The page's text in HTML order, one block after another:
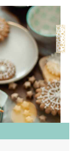
Fermer